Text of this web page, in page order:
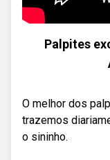
Palpites
O melhor dos
trazemos
o sininho.